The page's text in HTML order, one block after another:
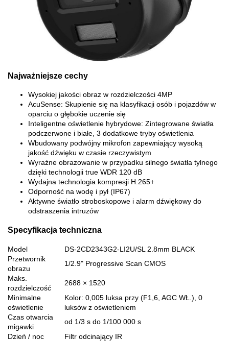
Najważniejsze cechy
Wysokiej jakości obraz w rozdzielczości 4MP
AcuSense: Skupienie się na klasyfikacji osób i pojazdów w
oparciu o głębokie uczenie się
Inteligentne oświetlenie hybrydowe: Zintegrowane światła
podczerwone i białe, 3 dodatkowe tryby oświetlenia
Wbudowany podwójny mikrofon zapewniający wysoką
jakość dźwięku w czasie rzeczywistym
Wyraźne obrazowanie w przypadku silnego światła tylnego
dzięki technologii true WDR 120 dB
Wydajna technologia kompresji H.265+
Odporność na wodę i pył (IP67)
Aktywne światło stroboskopowe i alarm dźwiękowy do
odstraszenia intruzów
Specyfikacja techniczna
Model
DS-2CD2343G2-LI2U/SL 2.8mm BLACK
Przetwornik
obrazu
1/2.9" Progressive Scan CMOS
Maks.
rozdzielczość
2688 × 1520
Minimalne
oświetlenie
Kolor: 0,005 luksa przy (F1,6, AGC WŁ.), 0
luksów z oświetleniem
Czas otwarcia
migawki
od 1/3 s do 1/100 000 s
Dzień / noc
Filtr odcinający IR